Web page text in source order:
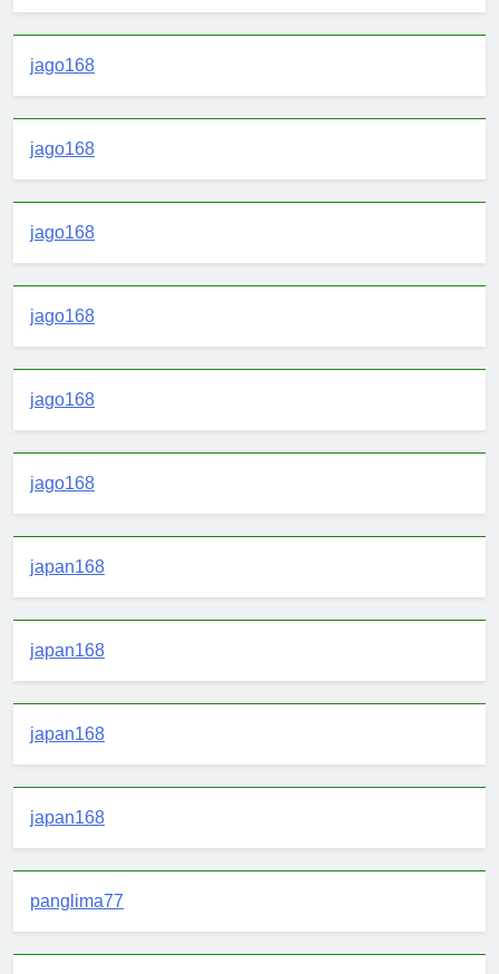
jago168
jago168
jago168
jago168
jago168
jago168
japan168
japan168
japan168
japan168
panglima77